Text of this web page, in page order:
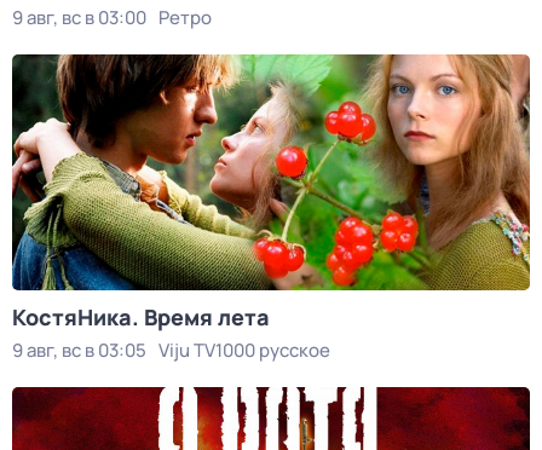
9 авг, вс в 03:00 Ретро
КостяНика. Время лета
9 авг, вс в 03:05 Viju TV1000 русское